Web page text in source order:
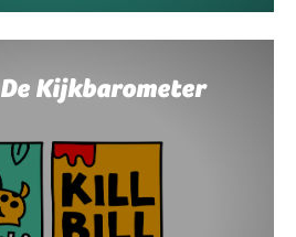
De Kijkbarometer